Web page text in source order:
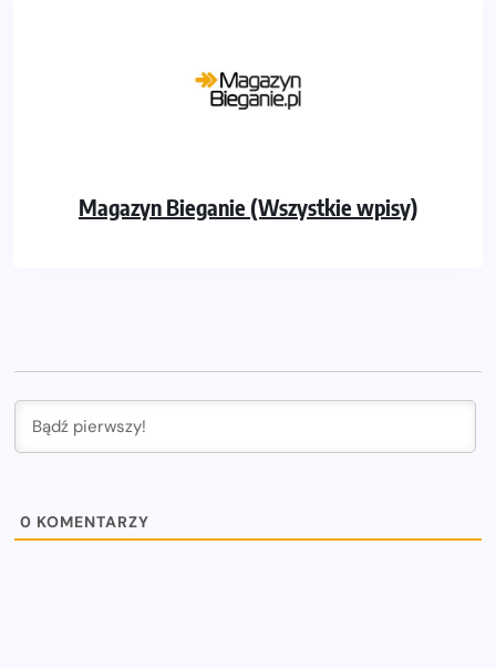
Magazyn Bieganie (Wszystkie wpisy)
0 KOMENTARZY